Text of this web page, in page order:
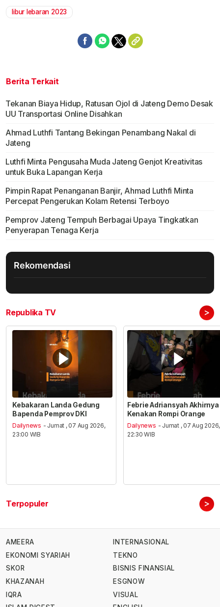
libur lebaran 2023
Berita Terkait
Tekanan Biaya Hidup, Ratusan Ojol di Jateng Demo Desak
UU Transportasi Online Disahkan
Ahmad Luthfi Tantang Bekingan Penambang Nakal di
Jateng
Luthfi Minta Pengusaha Muda Jateng Genjot Kreativitas
untuk Buka Lapangan Kerja
Pimpin Rapat Penanganan Banjir, Ahmad Luthfi Minta
Percepat Pengerukan Kolam Retensi Terboyo
Pemprov Jateng Tempuh Berbagai Upaya Tingkatkan
Penyerapan Tenaga Kerja
Rekomendasi
Republika TV >
Kebakaran Landa Gedung
Bapenda Pemprov DKI
Dailynews - Jumat , 07 Aug 2026,
23:00 WIB
Febrie Adriansyah Akhirnya
Kenakan Rompi Orange
Dailynews - Jumat , 07 Aug 2026,
22:30 WIB
Terpopuler >
AMEERA
EKONOMI SYARIAH
SKOR
KHAZANAH
IQRA
INTERNASIONAL
TEKNO
BISNIS FINANSIAL
ESGNOW
VISUAL